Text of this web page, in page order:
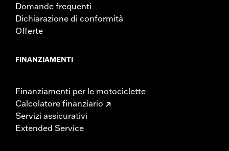
Domande frequenti
Dichiarazione di conformità
Offerte
FINANZIAMENTI
Finanziamenti per le motociclette
Calcolatore finanziario
Servizi assicurativi
Extended Service